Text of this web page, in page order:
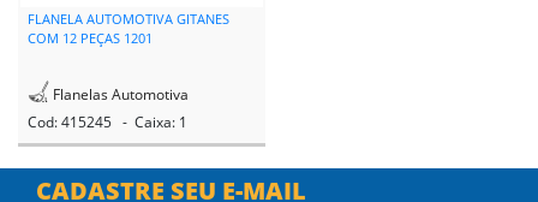
FLANELA AUTOMOTIVA GITANES
COM 12 PEÇAS 1201
Flanelas Automotiva
Cod: 415245 - Caixa: 1
CADASTRE SEU E-MAIL